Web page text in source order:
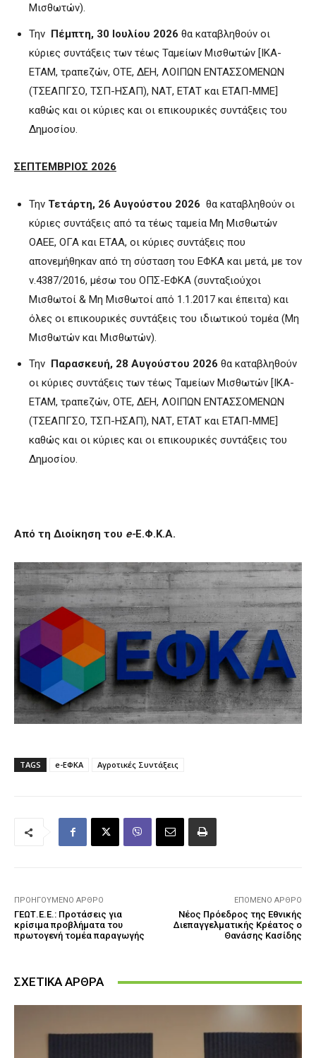
Μισθωτών).
Την Πέμπτη, 30 Ιουλίου 2026 θα καταβληθούν οι
κύριες συντάξεις των τέως Ταμείων Μισθωτών [ΙΚΑ-
ΕΤΑΜ, τραπεζών, ΟΤΕ, ΔΕΗ, ΛΟΙΠΩΝ ΕΝΤΑΣΣΟΜΕΝΩΝ
(ΤΣΕΑΠΓΣΟ, ΤΣΠ-ΗΣΑΠ), ΝΑΤ, ΕΤΑΤ και ΕΤΑΠ-ΜΜΕ]
καθώς και οι κύριες και οι επικουρικές συντάξεις του
Δημοσίου.
ΣΕΠΤΕΜΒΡΙΟΣ 2026
Την Τετάρτη, 26 Αυγούστου 2026 θα καταβληθούν οι
κύριες συντάξεις από τα τέως ταμεία Μη Μισθωτών
ΟΑΕΕ, ΟΓΑ και ΕΤΑΑ, οι κύριες συντάξεις που
απονεμήθηκαν από τη σύσταση του ΕΦΚΑ και μετά, με τον
ν.4387/2016, μέσω του ΟΠΣ-ΕΦΚΑ (συνταξιούχοι
Μισθωτοί & Μη Μισθωτοί από 1.1.2017 και έπειτα) και
όλες οι επικουρικές συντάξεις του ιδιωτικού τομέα (Μη
Μισθωτών και Μισθωτών).
Την Παρασκευή, 28 Αυγούστου 2026 θα καταβληθούν
οι κύριες συντάξεις των τέως Ταμείων Μισθωτών [ΙΚΑ-
ΕΤΑΜ, τραπεζών, ΟΤΕ, ΔΕΗ, ΛΟΙΠΩΝ ΕΝΤΑΣΣΟΜΕΝΩΝ
(ΤΣΕΑΠΓΣΟ, ΤΣΠ-ΗΣΑΠ), ΝΑΤ, ΕΤΑΤ και ΕΤΑΠ-ΜΜΕ]
καθώς και οι κύριες και οι επικουρικές συντάξεις του
Δημοσίου.
Από τη Διοίκηση του e-Ε.Φ.Κ.Α.
TAGS e-ΕΦΚΑ Αγροτικές Συντάξεις
ΠΡΟΗΓΟΎΜΕΝΟ ΆΡΘΡΟ
ΓΕΩΤ.Ε.Ε.: Προτάσεις για
κρίσιμα προβλήματα του
πρωτογενή τομέα παραγωγής
ΕΠΌΜΕΝΟ ΆΡΘΡΟ
Νέος Πρόεδρος της Εθνικής
Διεπαγγελματικής Κρέατος ο
Θανάσης Κασίδης
ΣΧΕΤΙΚΑ ΑΡΘΡΑ